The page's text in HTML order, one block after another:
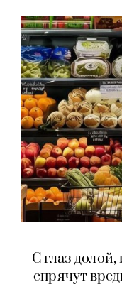
С глаз
спрячут